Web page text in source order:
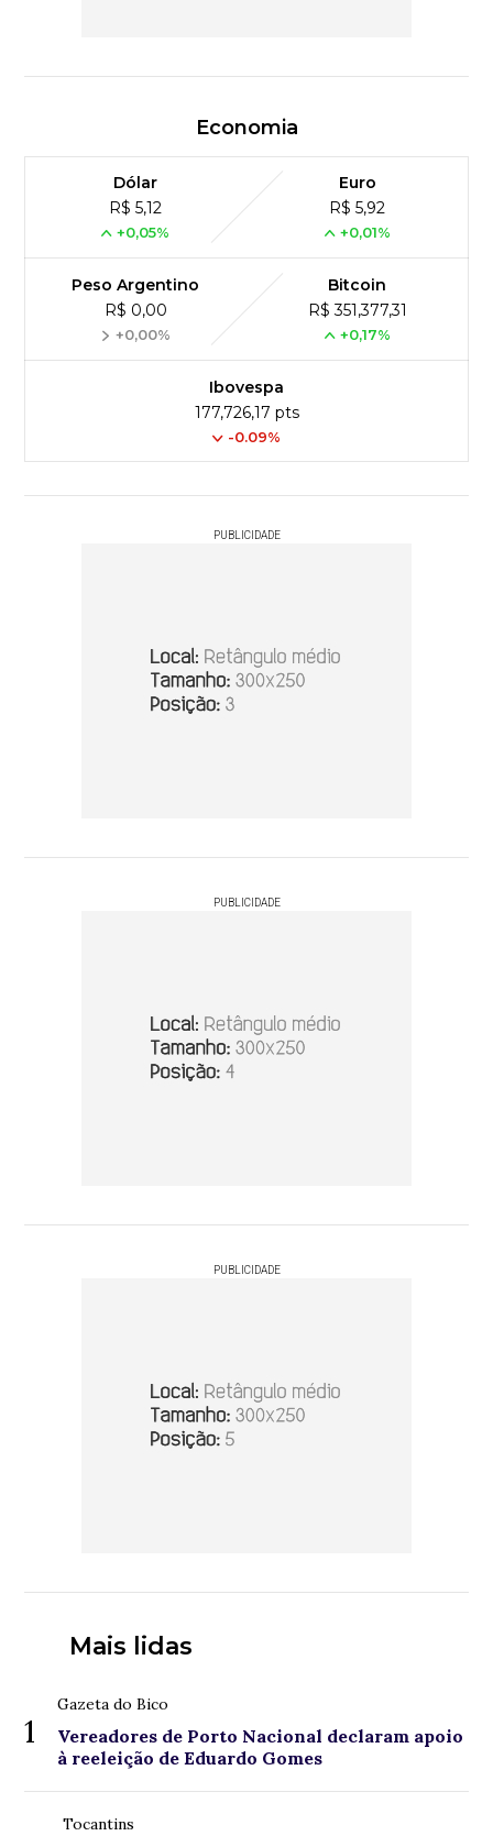
Economia
Dólar
R$ 5,12
+0,05%
Euro
R$ 5,92
+0,01%
Peso Argentino
R$ 0,00
+0,00%
Bitcoin
R$ 351,377,31
+0,17%
Ibovespa
177,726,17 pts
-0.09%
PUBLICIDADE
PUBLICIDADE
PUBLICIDADE
Mais lidas
1
Gazeta do Bico
Vereadores de Porto Nacional declaram apoio
à reeleição de Eduardo Gomes
Tocantins